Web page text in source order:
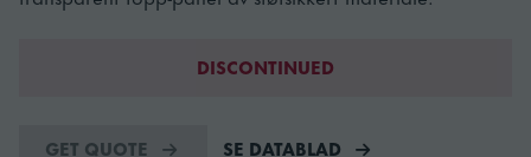
DISCONTINUED
GET QUOTE SE DATABLAD